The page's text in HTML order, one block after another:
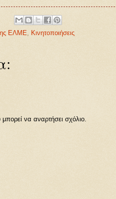
ΕΛΜΕ, Κινητοποιήσεις
να αναρτήσει σχόλιο.